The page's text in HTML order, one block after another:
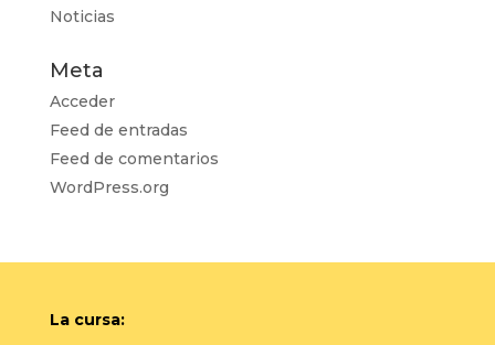
Noticias
Meta
Acceder
Feed de entradas
Feed de comentarios
WordPress.org
La cursa: